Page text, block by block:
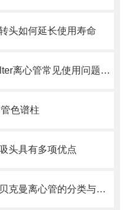
头如何延长使用寿命
BeckmanCoulter离心管常见使用问题解答，收藏起来！
色谱柱
头具有多项优点
实验室耗材：贝克曼离心管的分类与使用注意事项